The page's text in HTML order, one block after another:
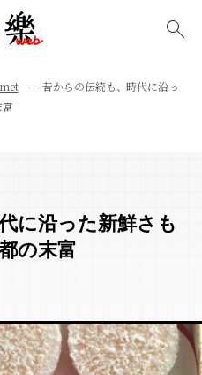
昔からの伝統も、時代に沿っ
に沿った新鮮さも
の末富